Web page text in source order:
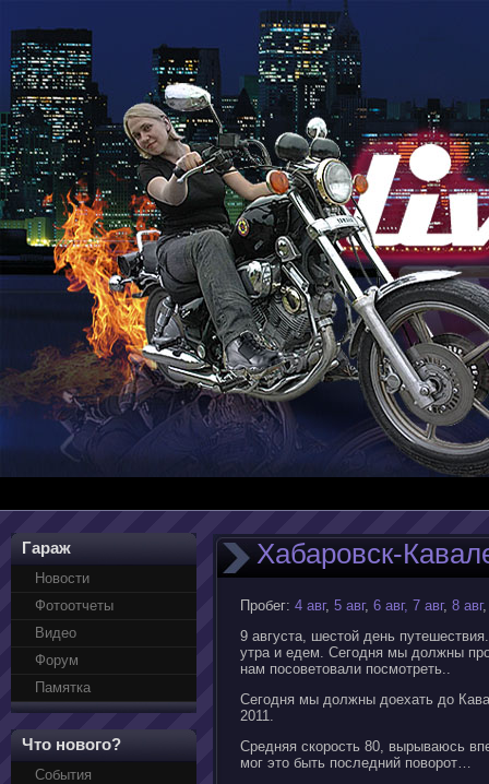
Гараж
Новости
Фотоотчеты
Видео
Форум
Памятка
Что нового?
События
Хабаровск-
Пробег: 4 авг, 5 авг, 6 авг, 7 авг, 8 авг,
9 августа, шестой день
утра и едем. Сегодня мы должны
нам посоветовали посмотреть..
Сегодня мы должны доехать до
2011.
Средняя скорость 80, вырываюсь
мог это быть последний поворот…